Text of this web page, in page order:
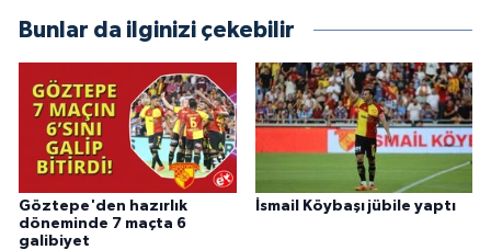
Bunlar da ilginizi çekebilir
Göztepe'den hazırlık
döneminde 7 maçta 6
galibiyet
İsmail Köybaşı jübile yaptı